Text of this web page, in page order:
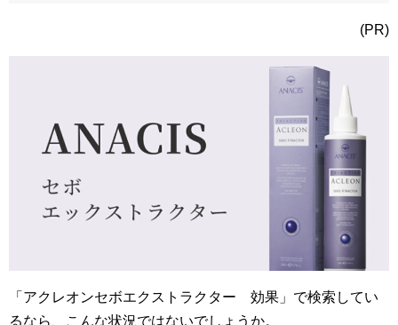
(PR)
「アクレオンセボエクストラクター 効果」で検索してい
るなら、こんな状況ではないでしょうか。